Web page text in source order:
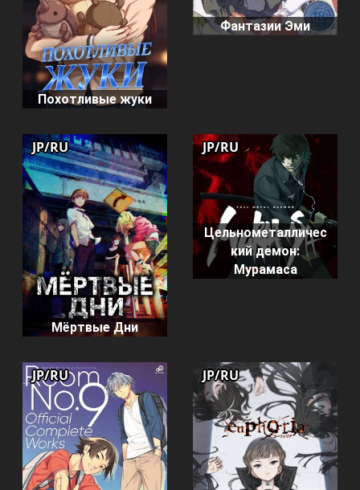
Похотливые жуки
Фантазии Эми
Мёртвые Дни
JP/RU
Цельнометалличес
кий демон:
Мурамаса
JP/RU
JP/RU JP/RU